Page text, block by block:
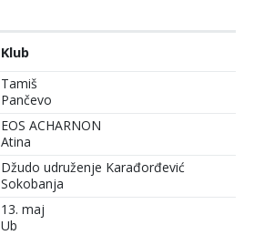
Klub
Tamiš
Pančevo
EOS ACHARNON
Atina
Džudo udruženje Karađorđević
Sokobanja
13. maj
Ub